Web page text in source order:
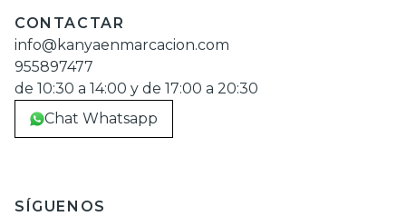
CONTACTAR
info@kanyaenmarcacion.com
955897477
de 10:30 a 14:00 y de 17:00 a 20:30
Chat Whatsapp
SÍGUENOS